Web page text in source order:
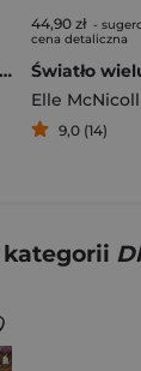
Niektórzy lubią chłód
44,90 zł -
cena detaliczna
Elle McNicoll
9,0 (14)
kategorii